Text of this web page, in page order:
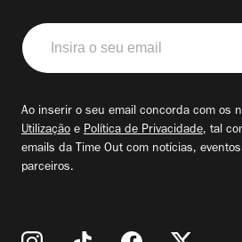
Insira
o
seu
Ao inserir o seu email concorda com os
Utilização e Política de Privacidade, tal
emails da Time Out com notícias,
parceiros.